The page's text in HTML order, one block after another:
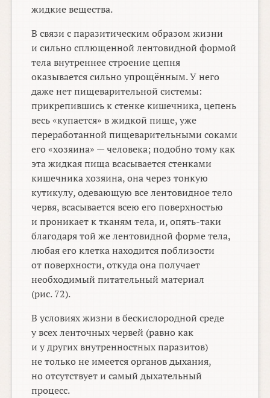
жидкие вещества.
В связи с паразитическим образом жизни
и сильно сплющенной лентовидной формой
тела внутреннее строение цепня
оказывается сильно упрощённым. У него
даже нет пищеварительной системы:
прикрепившись к стенке кишечника, цепень
весь «купается» в жидкой пище, уже
переработанной пищеварительными соками
его «хозяина» — человека; подобно тому как
эта жидкая пища всасывается стенками
кишечника хозяина, она через тонкую
кутикулу, одевающую все лентовидное тело
червя, всасывается всею его поверхностью
и проникает к тканям тела, и, опять-таки
благодаря той же лентовидной форме тела,
любая его клетка находится поблизости
от поверхности, откуда она получает
необходимый питательный материал
(рис. 72).
В условиях жизни в бескислородной среде
у всех ленточных червей (равно как
и у других внутренностных паразитов)
не только не имеется органов дыхания,
но отсутствует и самый дыхательный
процесс.